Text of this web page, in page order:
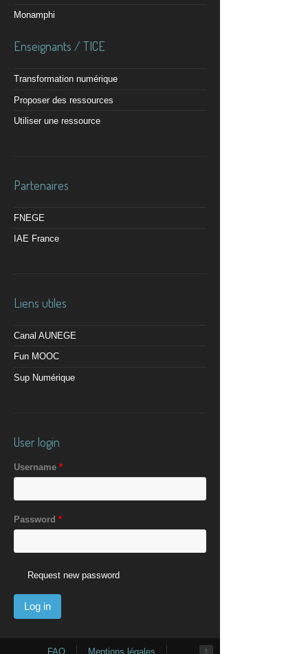
Monamphi
Enseignants / TICE
Transformation numérique
Proposer des ressources
Utiliser une ressource
Partenaires
FNEGE
IAE France
Liens utiles
Canal AUNEGE
Fun MOOC
Sup Numérique
User login
Username *
Password *
Request new password
↑
FAQ Mentions légales